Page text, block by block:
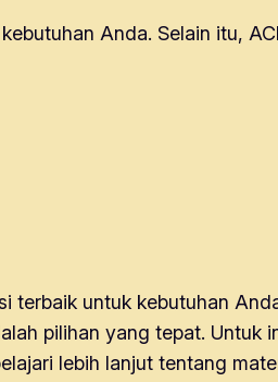
Anda. Selain itu,
terbaik untuk kebutuhan
pilihan yang tepat.
lebih lanjut tentang